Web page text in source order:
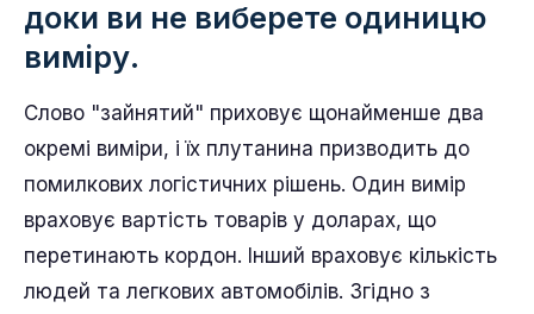
доки ви не виберете одиницю
виміру.
Слово "зайнятий" приховує щонайменше два
окремі виміри, і їх плутанина призводить до
помилкових логістичних рішень. Один вимір
враховує вартість товарів у доларах, що
перетинають кордон. Інший враховує кількість
людей та легкових автомобілів. Згідно з